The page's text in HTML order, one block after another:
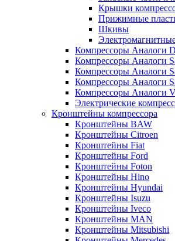
Крышки
Прижимные
Шкивы
Компрессоры Аналоги
Компрессоры Аналоги
Компрессоры Аналоги
Компрессоры Аналоги
Компрессоры Аналоги
Электрические
Кронштейны компрессора
Кронштейны BAW
Кронштейны Citroen
Кронштейны Fiat
Кронштейны Ford
Кронштейны Foton
Кронштейны Hino
Кронштейны Hyundai
Кронштейны Isuzu
Кронштейны Iveco
Кронштейны MAN
Кронштейны Mitsubishi